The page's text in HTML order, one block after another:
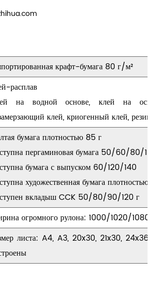
крафт-бумага 80 г/м²
расплав
на водной основе, клей на
клей, криогенный клей,
бумага плотностью 85 г
пергаминовая бумага 50/60/80/
бумага с выпуском 60/120/140
художественная бумага плотностью
вкладыш CCK 50/80/90/120 г
огромного рулона: 1000/1020/
листа: A4, A3, 20x30, 21x30,